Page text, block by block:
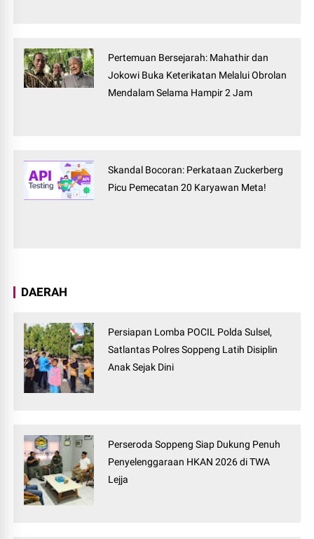
Pertemuan Bersejarah: Mahathir dan
Jokowi Buka Keterikatan Melalui Obrolan
Mendalam Selama Hampir 2 Jam
Skandal Bocoran: Perkataan Zuckerberg
Picu Pemecatan 20 Karyawan Meta!
DAERAH
Persiapan Lomba POCIL Polda Sulsel,
Satlantas Polres Soppeng Latih Disiplin
Anak Sejak Dini
Perseroda Soppeng Siap Dukung Penuh
Penyelenggaraan HKAN 2026 di TWA
Lejja